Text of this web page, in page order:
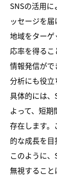
SNSの活用
ッセージを
地域をターゲ
応率を得る
情報発信が
分析にも役立
具体的には、
よって、短
存在します。
的な成長を目
このように、
無視すること